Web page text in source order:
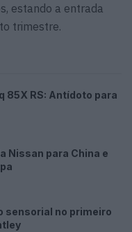
estando a entrada
trimestre.
85X RS: Antídoto para
Nissan para China e
sensorial no primeiro